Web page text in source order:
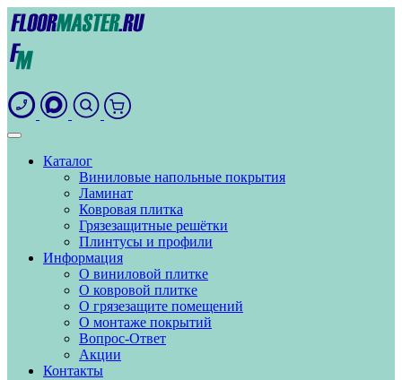
Каталог
Виниловые напольные покрытия
Ламинат
Ковровая плитка
Грязезащитные решётки
Плинтусы и профили
Информация
О виниловой плитке
О ковровой плитке
О грязезащите помещений
О монтаже покрытий
Вопрос-Ответ
Акции
Контакты